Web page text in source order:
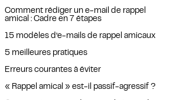
Comment rédiger un e-mail de rappel
amical : Cadre en 7 étapes
15 modèles d’e-mails de rappel amicaux
5 meilleures pratiques
Erreurs courantes à éviter
« Rappel amical » est-il passif-agressif ?